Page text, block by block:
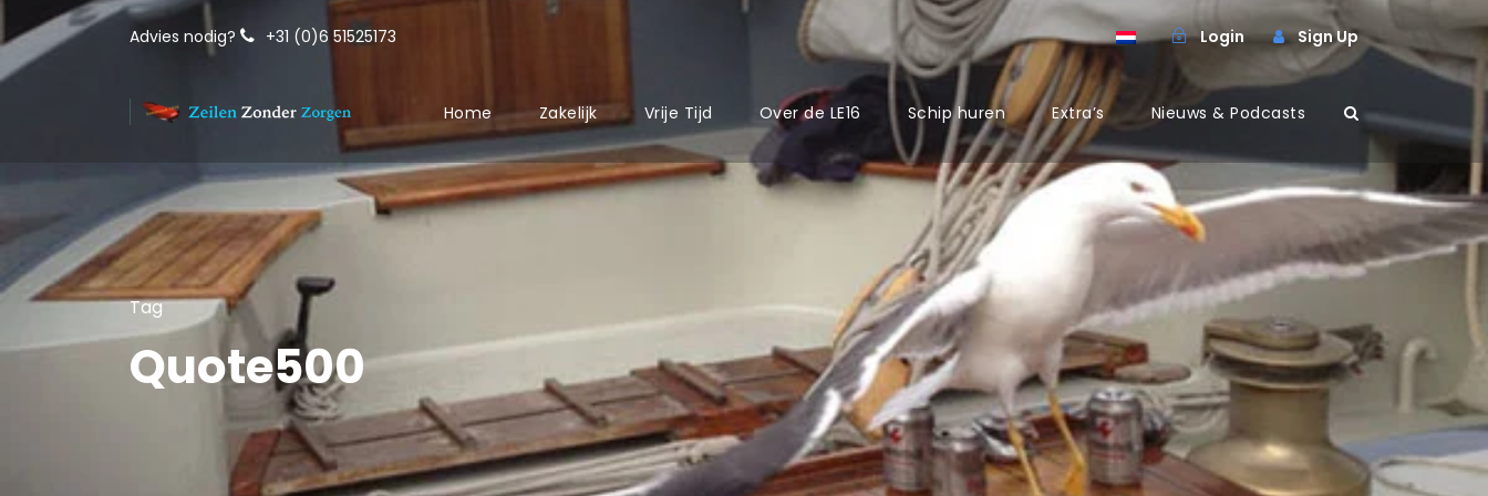
Advies nodig? +31 (0)6 51525173 Login Sign Up
Home Zakelijk Vrije Tijd Over de LE16 Schip huren Extra’s Nieuws & Podcasts
Tag
Quote500